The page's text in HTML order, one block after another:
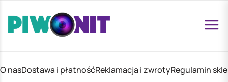
O nasDostawa i płatnośćReklamacja i zwrotyRegulamin